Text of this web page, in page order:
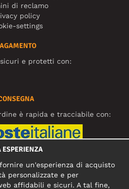
di reclamo
policy
settings
e protetti con:
è rapida e tracciabile con:
ESPERIENZA
un'esperienza di acquisto
personalizzate e per
affidabili e sicuri. A tal fine,